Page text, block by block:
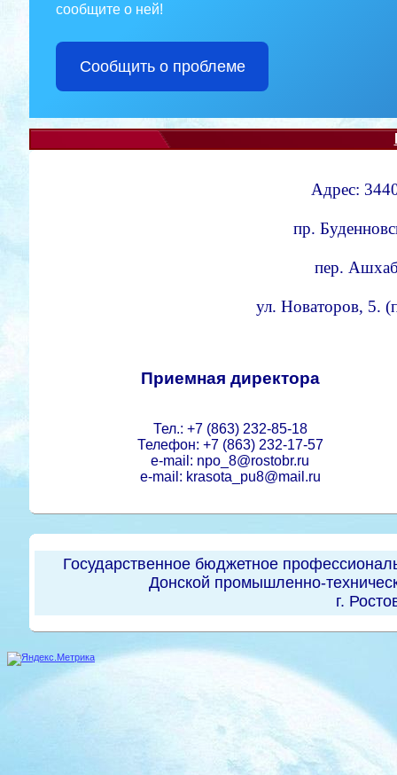
сообщите о ней!
Сообщить о проблеме
Адрес:
пр.
пер.
ул. Новаторов, 5.
Приемная директора
Тел.: +7 (863) 232-85-18
Телефон: +7 (863) 232-17-57
e-mail: npo_8@rostobr.ru
e-mail: krasota_pu8@mail.ru
Государственное бюджетное
Донской промышленно-
г.